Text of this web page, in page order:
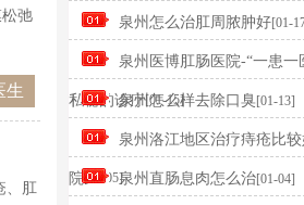
弛
生
、肛
泉州怎么治肛周脓肿好[01-
泉州医博肛肠医院-“一患一
私秘的诊疗[01-15]
泉州怎么样去除口臭 [01-13]
泉州洛江地区治疗痔疮比
院[01-05]泉州直肠息肉怎么治[01-04]